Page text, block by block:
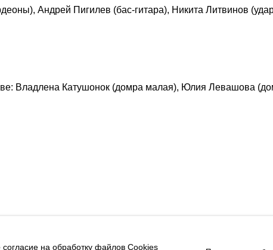
Андрей Пигилев (бас-гитара), Никита Литвинов
Владлена Катушонок (домра малая), Юлия Левашова
сервисов веб-аналитики «Яндекс.Метрика» компании
картами Разработка сайта:
на обработку файлов Cookies